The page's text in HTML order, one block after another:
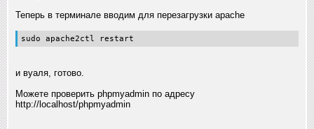
Теперь в терминале вводим для перезагрузки apache
sudo apache2ctl restart
и вуаля, готово.
Можете проверить phpmyadmin по адресу
http://localhost/phpmyadmin